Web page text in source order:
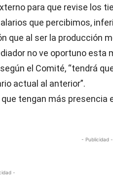
para que revise los
que percibimos,
que al ser la producción
no ve oportuno esta
el Comité, “tendrá
actual al anterior”.
tengan más presencia
- Publicidad -
-